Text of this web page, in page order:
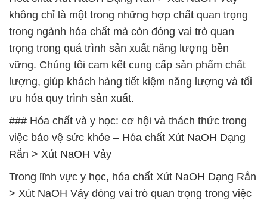
không chỉ là một trong những hợp chất quan trọng
trong ngành hóa chất mà còn đóng vai trò quan
trọng trong quá trình sản xuất năng lượng bền
vững. Chúng tôi cam kết cung cấp sản phẩm chất
lượng, giúp khách hàng tiết kiệm năng lượng và tối
ưu hóa quy trình sản xuất.
### Hóa chất và y học: cơ hội và thách thức trong
việc bảo vệ sức khỏe – Hóa chất Xút NaOH Dạng
Rắn > Xút NaOH Vảy
Trong lĩnh vực y học, hóa chất Xút NaOH Dạng Rắn
> Xút NaOH Vảy đóng vai trò quan trọng trong việc